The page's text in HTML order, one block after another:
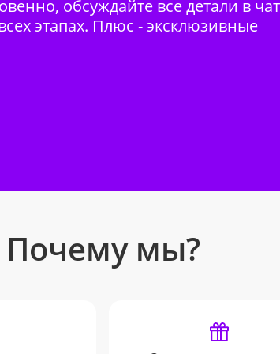
обсуждайте все детали в
этапах. Плюс - эксклюзивные
Почему мы?